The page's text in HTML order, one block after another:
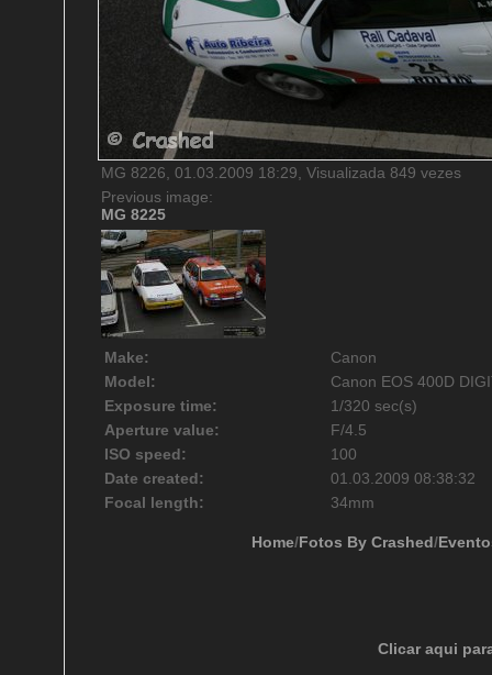
MG 8226, 01.03.2009 18:29, Visualizada 849 vezes
Previous image:
MG 8225
Make:
Canon
Model:
Canon EOS 400D
Exposure time:
1/320 sec(s)
Aperture value:
F/4.5
ISO speed:
100
Date created:
01.03.2009 08:38:32
Focal length:
34mm
Home/Fotos By Crashed/
Clicar aqui